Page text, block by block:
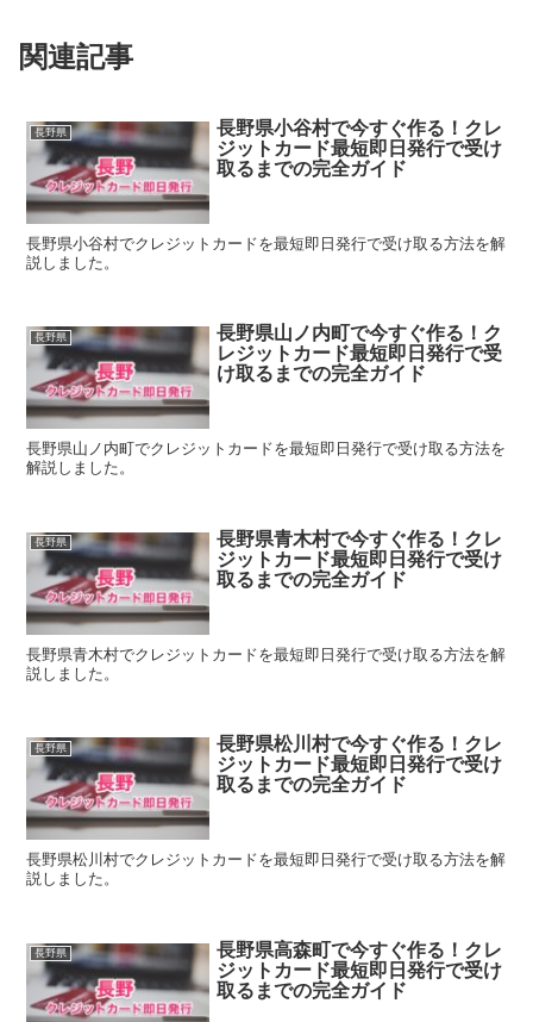
関連記事
長野県
長野県小谷村で今すぐ作る！クレ
ジットカード最短即日発行で受け
取るまでの完全ガイド
長野県小谷村でクレジットカードを最短即日発行で受け取る方法を解
説しました。
長野県
長野県山ノ内町で今すぐ作る！ク
レジットカード最短即日発行で受
け取るまでの完全ガイド
長野県山ノ内町でクレジットカードを最短即日発行で受け取る方法を
解説しました。
長野県
長野県青木村で今すぐ作る！クレ
ジットカード最短即日発行で受け
取るまでの完全ガイド
長野県青木村でクレジットカードを最短即日発行で受け取る方法を解
説しました。
長野県
長野県松川村で今すぐ作る！クレ
ジットカード最短即日発行で受け
取るまでの完全ガイド
長野県松川村でクレジットカードを最短即日発行で受け取る方法を解
説しました。
長野県
長野県高森町で今すぐ作る！クレ
ジットカード最短即日発行で受け
取るまでの完全ガイド